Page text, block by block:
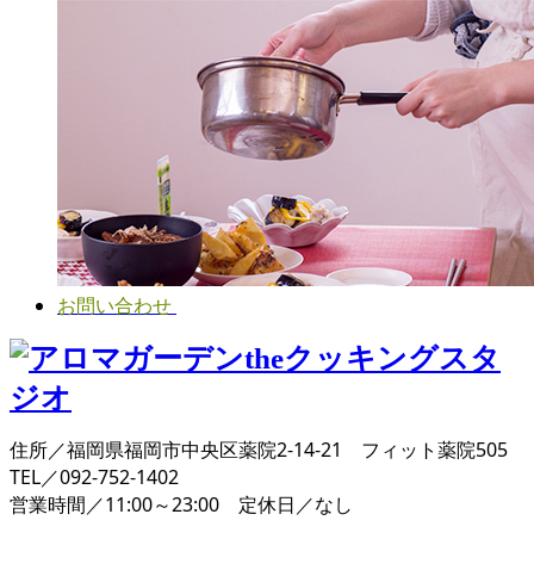
お問い合わせ
住所／福岡県福岡市中央区薬院2-14-21 フィット薬院505
TEL／092-752-1402
営業時間／11:00～23:00 定休日／なし